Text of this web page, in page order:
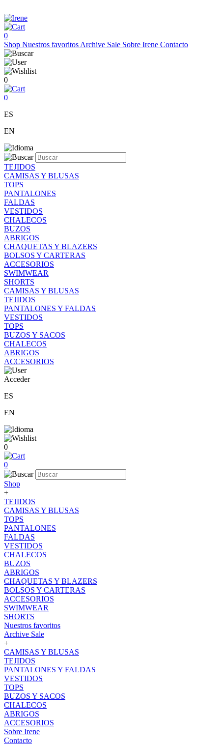
0
Shop Nuestros favoritos Archive Sale Sobre Irene Contacto
0
0
ES
EN
TEJIDOS
CAMISAS Y BLUSAS
TOPS
PANTALONES
FALDAS
VESTIDOS
CHALECOS
BUZOS
ABRIGOS
CHAQUETAS Y BLAZERS
BOLSOS Y CARTERAS
ACCESORIOS
SWIMWEAR
SHORTS
CAMISAS Y BLUSAS
TEJIDOS
PANTALONES Y FALDAS
VESTIDOS
TOPS
BUZOS Y SACOS
CHALECOS
ABRIGOS
ACCESORIOS
Acceder
ES
EN
0
0
Shop
+
TEJIDOS
CAMISAS Y BLUSAS
TOPS
PANTALONES
FALDAS
VESTIDOS
CHALECOS
BUZOS
ABRIGOS
CHAQUETAS Y BLAZERS
BOLSOS Y CARTERAS
ACCESORIOS
SWIMWEAR
SHORTS
Nuestros favoritos
Archive Sale
+
CAMISAS Y BLUSAS
TEJIDOS
PANTALONES Y FALDAS
VESTIDOS
TOPS
BUZOS Y SACOS
CHALECOS
ABRIGOS
ACCESORIOS
Sobre Irene
Contacto